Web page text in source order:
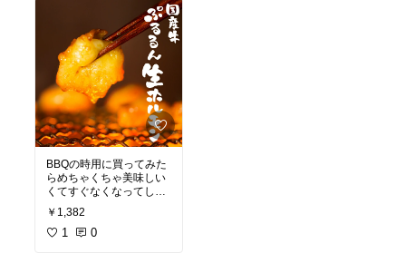
BBQの時用に買ってみた
らめちゃくちゃ美味しい
くてすぐなくなってしま
った！！
またすぐにでも買いた
い！
￥1,382
1 0